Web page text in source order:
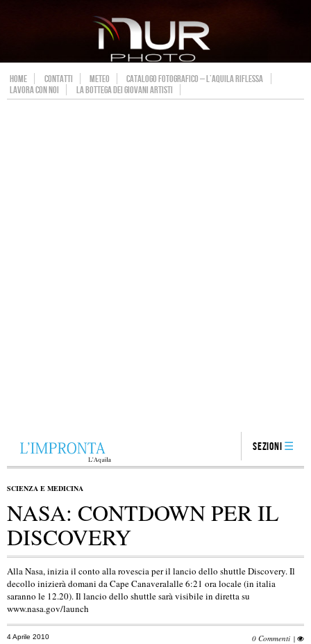
HOME CONTATTI METEO
CATALOGO FOTOGRAFICO – L’AQUILA RIFLESSA
LAVORA CON NOI
LA BOTTEGA DEI GIOVANI ARTISTI
Sezioni
SCIENZA E MEDICINA
NASA: CONTDOWN PER IL
DISCOVERY
Alla Nasa, inizia il conto alla rovescia per il lancio dello shuttle Discovery. Il
decollo inizierà domani da Cape Canaveralalle 6:21 ora locale (in italia
saranno le 12.20). Il lancio dello shuttle sarà visibile in diretta su
www.nasa.gov/launch
4 Aprile 2010 0 Commenti |